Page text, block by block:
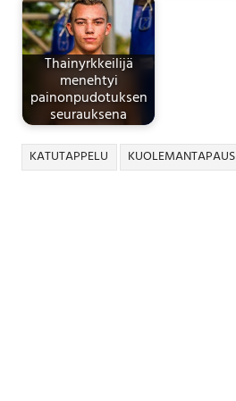
Thainyrkkeilijä
menehtyi
painonpudotuksen
seurauksena
KATUTAPPELU KUOLEMANTAPAUS